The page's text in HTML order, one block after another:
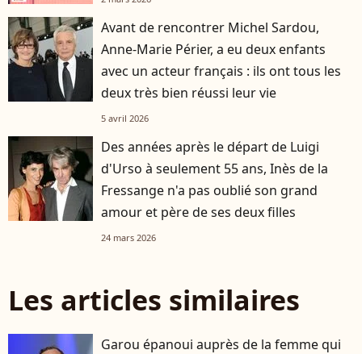
Avant de rencontrer Michel Sardou,
Anne-Marie Périer, a eu deux enfants
avec un acteur français : ils ont tous les
deux très bien réussi leur vie
5 avril 2026
Des années après le départ de Luigi
d'Urso à seulement 55 ans, Inès de la
Fressange n'a pas oublié son grand
amour et père de ses deux filles
24 mars 2026
Les articles similaires
Garou épanoui auprès de la femme qui